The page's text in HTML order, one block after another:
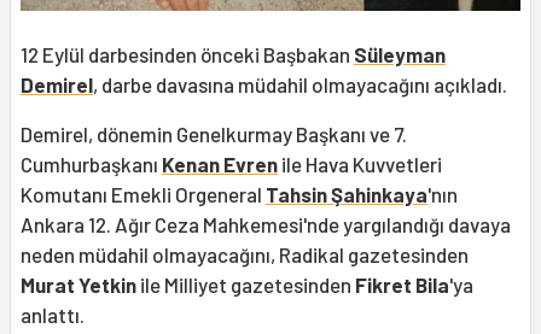
12 Eylül darbesinden önceki Başbakan Süleyman
Demirel, darbe davasına müdahil olmayacağını açıkladı.
Demirel, dönemin Genelkurmay Başkanı ve 7.
Cumhurbaşkanı Kenan Evren ile Hava Kuvvetleri
Komutanı Emekli Orgeneral Tahsin Şahinkaya'nın
Ankara 12. Ağır Ceza Mahkemesi'nde yargılandığı davaya
neden müdahil olmayacağını, Radikal gazetesinden
Murat Yetkin ile Milliyet gazetesinden Fikret Bila'ya
anlattı.